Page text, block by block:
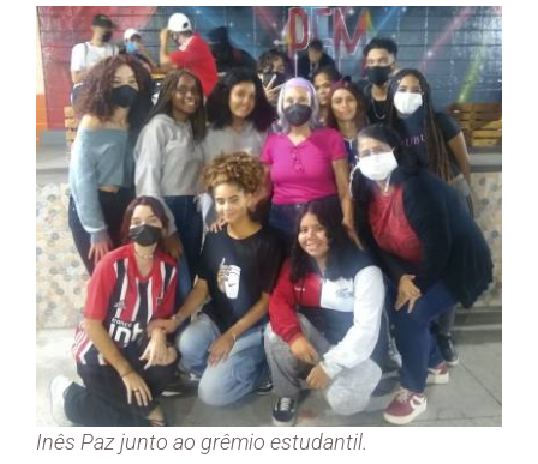
Inês Paz junto ao grêmio estudantil.